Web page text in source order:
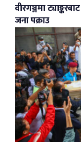
वीरगञ्जमा
जना पक्राउ